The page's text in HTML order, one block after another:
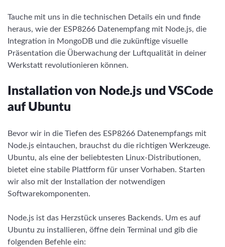
Tauche mit uns in die technischen Details ein und finde
heraus, wie der ESP8266 Datenempfang mit Node.js, die
Integration in MongoDB und die zukünftige visuelle
Präsentation die Überwachung der Luftqualität in deiner
Werkstatt revolutionieren können.
Installation von Node.js und VSCode
auf Ubuntu
Bevor wir in die Tiefen des ESP8266 Datenempfangs mit
Node.js eintauchen, brauchst du die richtigen Werkzeuge.
Ubuntu, als eine der beliebtesten Linux-Distributionen,
bietet eine stabile Plattform für unser Vorhaben. Starten
wir also mit der Installation der notwendigen
Softwarekomponenten.
Node.js ist das Herzstück unseres Backends. Um es auf
Ubuntu zu installieren, öffne dein Terminal und gib die
folgenden Befehle ein: